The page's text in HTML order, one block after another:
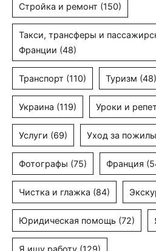
Стройка и ремонт (150)
Такси, трансферы и
Франции (48)
Транспорт (110) Туризм (48)
Украина (119) Уроки и
Услуги (69) Уход за
Фотографы (75) Франция
Чистка и глажка (84)
Юридическая помощь (72)
Я ищу работу (129)